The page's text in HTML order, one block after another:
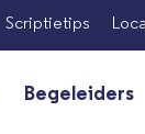
Scriptietips
Begeleiders